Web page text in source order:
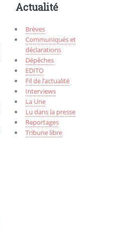
Actualité
Brèves
Communiqués et
déclarations
Dépêches
EDITO
Fil de l’actualité
Interviews
La Une
Lu dans la presse
Reportages
Tribune libre